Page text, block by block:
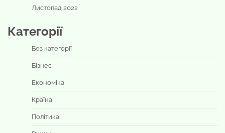
Листопад 2022
Категорії
Без категорії
Бізнес
Економіка
Країна
Політика